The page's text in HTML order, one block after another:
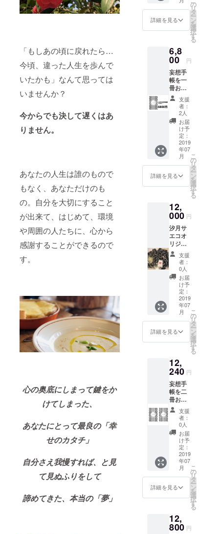
「もしあの頃に戻れたら…
今頃、違った人生を歩んで
いたかも」なんて思っては
いませんか？
今からでも決して遅くはあ
りません。
あなたの人生は誰のもので
もなく、あなただけのも
の。自分を大切にすること
が出来て、はじめて、環境
や周囲の人たちに、心から
感謝することができるので
す。
心の奥底にしまって鍵をか
けてしまった、
あなたにとって最良の「幸
せのカタチ」
自分さえ我慢すれば、と見
て見ぬふりをして
諦めてきた、本当の「夢」
援へ感
謝の
メッ
セージ
をメー
届けし
ます。
詳細を見る
の
リ
タ
ー
ン
を
選
択
す
る
6,8
00 円
妄想手
帳を一
冊お届
けしま
す。 定
価8000
円を
15%OF
Fに。
支援
者：
2人
お届
け予
定：
2019
年07
月
詳細を見る
こ
の
リ
タ
ー
ン
を
選
択
す
る
12,
000 円
汐月サ
エコオ
リジナ
ルコー
チング
カード
「KI-
ZU-KI」
1セット
お届
け。 ＊
「KI-
ZU-KI」
とは。
自分の
深層心
き出す
ための
セルフ
コーチ
ング
カー
ド。全
54枚。
支援
者：
0人
お届
け予
定：
2019
年07
月
詳細を見る
こ
の
リ
タ
ー
ン
を
選
択
す
る
12,
240 円
妄想手
帳を二
冊お届
けしま
す。 定
16000
円が、
24%OF
Fに。
支援
者：
0人
お届
け予
定：
2019
年07
月
詳細を見る
こ
の
リ
タ
ー
ン
を
選
択
す
る
12,
800 円